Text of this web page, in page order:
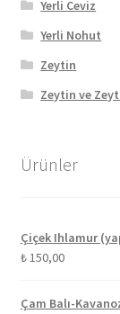
Yerli Ceviz
Yerli Nohut
Zeytin
Zeytin ve
Ürünler
Çiçek Ihlamur
₺150,00
Çam Balı-